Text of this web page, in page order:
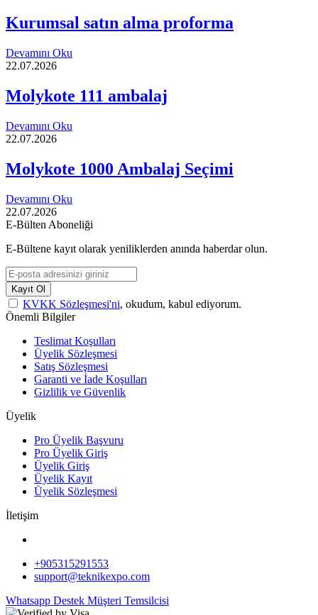
Kurumsal satın alma proforma
Devamını Oku
22.07.2026
Molykote 111 ambalaj
Devamını Oku
22.07.2026
Molykote 1000 Ambalaj Seçimi
Devamını Oku
22.07.2026
E-Bülten Aboneliği
E-Bültene kayıt olarak yeniliklerden anında haberdar olun.
Kayıt Ol
KVKK Sözleşmesi'ni, okudum, kabul ediyorum.
Önemli Bilgiler
Teslimat Koşulları
Üyelik Sözleşmesi
Satış Sözleşmesi
Garanti ve İade Koşulları
Gizlilik ve Güvenlik
Üyelik
Pro Üyelik Başvuru
Pro Üyelik Giriş
Üyelik Giriş
Üyelik Kayıt
Üyelik Sözleşmesi
İletişim
+905315291553
support@teknikexpo.com
Whatsapp Destek Müşteri Temsilcisi